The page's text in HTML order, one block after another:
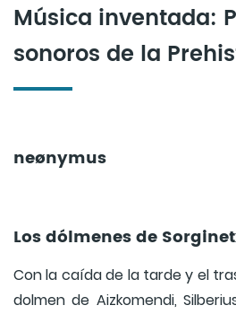
Música inventada:
sonoros de la
neønymus
Los dólmenes de
Con la caída de la tarde y el
dolmen de Aizkomendi,